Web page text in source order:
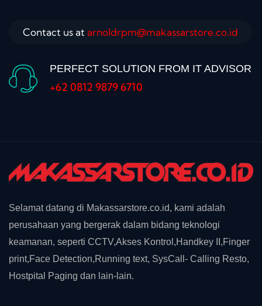
Contact us at arnoldrpm@makassarstore.co.id
PERFECT SOLUTION FROM IT ADVISOR
+62 0812 9879 6710
Selamat datang di Makassarstore.co.id, kami adalah
perusahaan yang bergerak dalam bidang teknologi
keamanan, seperti CCTV,Akses Kontrol,Handkey II,Finger
print,Face Detection,Running text, SysCall- Calling Resto,
Hostpital Paging dan lain-lain.